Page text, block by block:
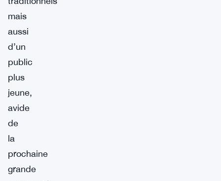
mais
aussi
d’un
public
plus
jeune,
avide
de
la
prochaine
grande